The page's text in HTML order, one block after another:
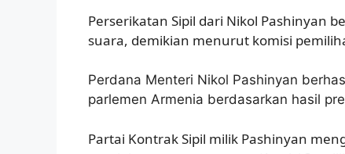
Perserikatan Sipil dari Nikol Pashinyan
suara, demikian menurut komisi
Perdana Menteri Nikol Pashinyan
parlemen Armenia berdasarkan hasil
Partai Kontrak Sipil milik Pashinyan